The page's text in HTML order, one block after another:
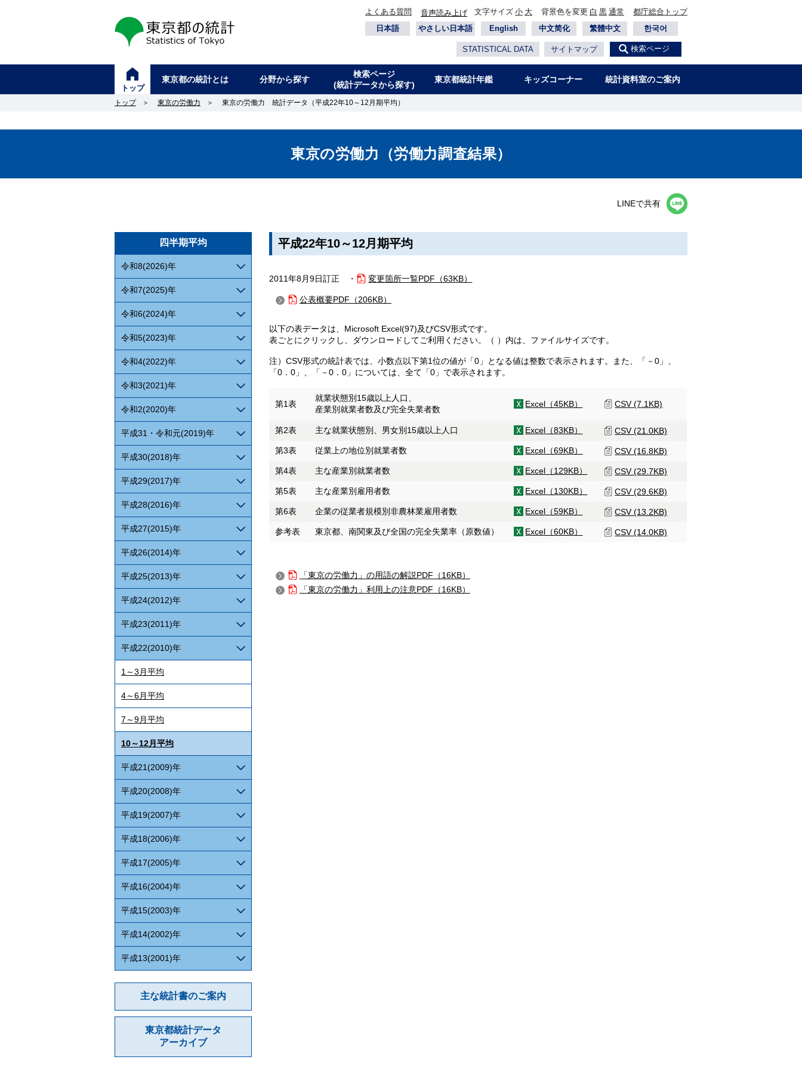
東京都の統計
よくある質問 音声読み上げ 文字サイズ 小 大 背景色を変更 白 黒 通常
都庁総合トップ
日本語
やさしい日本語 English 中文简化 繁體中文 한국어
STATISTICAL DATA サイトマップ 検索ページ
トップ
東京都の統計とは 分野から探す
検索ページ
(統計データから探す)
東京都統計年鑑 キッズコーナー 統計資料室のご案内
トップ ＞ 東京の労働力 ＞ 東京の労働力 統計データ（平成22年10～12月期平均）
東京の労働力（労働力調査結果）
LINEで共有
四半期平均
令和8(2026)年
令和7(2025)年
令和6(2024)年
令和5(2023)年
令和4(2022)年
令和3(2021)年
令和2(2020)年
平成31・令和元(2019)年
平成30(2018)年
平成29(2017)年
平成28(2016)年
平成27(2015)年
平成26(2014)年
平成25(2013)年
平成24(2012)年
平成23(2011)年
平成22(2010)年
1～3月平均
4～6月平均
7～9月平均
10～12月平均
平成21(2009)年
平成20(2008)年
平成19(2007)年
平成18(2006)年
平成17(2005)年
平成16(2004)年
平成15(2003)年
平成14(2002)年
平成13(2001)年
主な統計書のご案内
東京都統計データ
アーカイブ
平成22年10～12月期平均
2011年8月9日訂正 ・ 変更箇所一覧PDF（63KB）
公表概要PDF（206KB）
以下の表データは、Microsoft Excel(97)及びCSV形式です。
表ごとにクリックし、ダウンロードしてご利用ください。（ ）内は、ファイルサイズです。
注）CSV形式の統計表では、小数点以下第1位の値が「0」となる値は整数で表示されます。また、「－0」、
「0．0」、「－0．0」については、全て「0」で表示されます。
第1表
就業状態別15歳以上人口、
産業別就業者数及び完全失業者数
Excel（45KB） CSV (7.1KB)
第2表 主な就業状態別、男女別15歳以上人口 Excel（83KB） CSV (21.0KB)
第3表 従業上の地位別就業者数 Excel（69KB） CSV (16.8KB)
第4表 主な産業別就業者数 Excel（129KB） CSV (29.7KB)
第5表 主な産業別雇用者数 Excel（130KB） CSV (29.6KB)
第6表 企業の従業者規模別非農林業雇用者数 Excel（59KB） CSV (13.2KB)
参考表 東京都、南関東及び全国の完全失業率（原数値） Excel（60KB） CSV (14.0KB)
「東京の労働力」の用語の解説PDF（16KB）
「東京の労働力」利用上の注意PDF（16KB）